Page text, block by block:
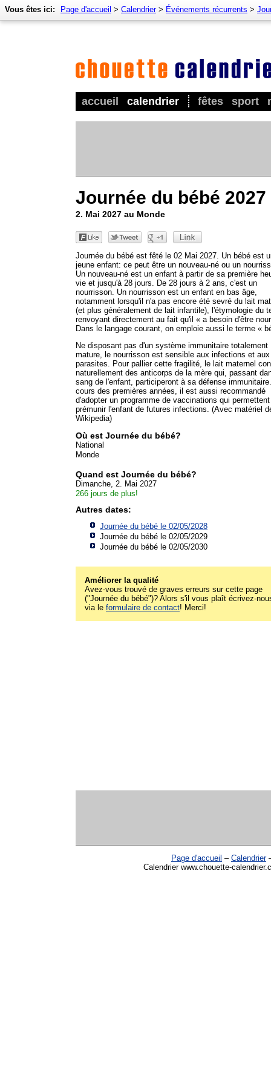
accueil calendrier fêtes sport
Vous êtes ici: Page d'accueil > Calendrier> Événements récurrents >
Journée du bébé 2027
2. Mai 2027 au Monde
Journée du bébé est fêté le 02 Mai 2027. Un bébé est
jeune enfant: ce peut être un nouveau-né ou un
Un nouveau-né est un enfant à partir de sa première
vie et jusqu'à 28 jours. De 28 jours à 2 ans, c'est un
nourrisson. Un nourrisson est un enfant en bas âge,
notamment lorsqu'il n'a pas encore été sevré du lait
(et plus généralement de lait infantile), l'étymologie du
renvoyant directement au fait qu'il « a besoin d'être
Dans le langage courant, on emploie aussi le terme «
Ne disposant pas d'un système immunitaire totalement
mature, le nourrisson est sensible aux infections et aux
parasites. Pour pallier cette fragilité, le lait maternel
naturellement des anticorps de la mère qui, passant
sang de l'enfant, participeront à sa défense
cours des premières années, il est aussi recommandé
d'adopter un programme de vaccinations qui
prémunir l'enfant de futures infections. (Avec matériel
Wikipedia)
Où est Journée du bébé?
National
Monde
Quand est Journée du bébé?
Dimanche, 2. Mai 2027
266 jours de plus!
Autres dates:
Journée du bébé le 02/05/2028
Journée du bébé le 02/05/2029
Journée du bébé le 02/05/2030
Améliorer la qualité
Avez-vous trouvé de graves erreurs sur cette page
("Journée du bébé")? Alors s'il vous plaît écrivez-
via le formulaire de contact! Merci!
Page d'accueil – Calendrier
Calendrier www.chouette-